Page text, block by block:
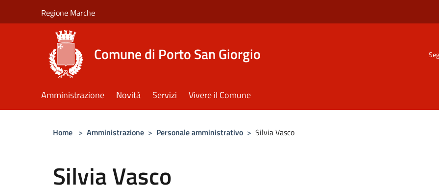
Regione Marche
Comune di Porto San Giorgio
Amministrazione Novità Servizi Vivere il Comune
Home > Amministrazione > Personale amministrativo > Silvia Vasco
Silvia Vasco